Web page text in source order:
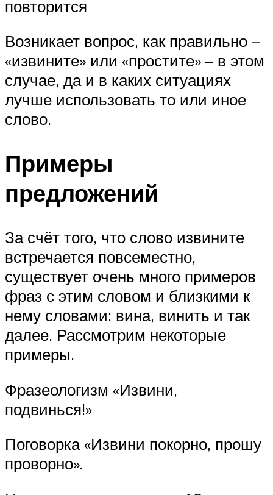
повторится
Возникает вопрос, как правильно –
«извините» или «простите» – в этом
случае, да и в каких ситуациях
лучше использовать то или иное
слово.
Примеры
предложений
За счёт того, что слово извините
встречается повсеместно,
существует очень много примеров
фраз с этим словом и близкими к
нему словами: вина, винить и так
далее. Рассмотрим некоторые
примеры.
Фразеологизм «Извини,
подвинься!»
Поговорка «Извини покорно, прошу
проворно».